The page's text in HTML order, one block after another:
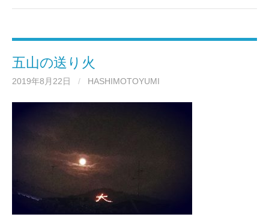
五山の送り火
2019年8月22日 / HASHIMOTOYUMI